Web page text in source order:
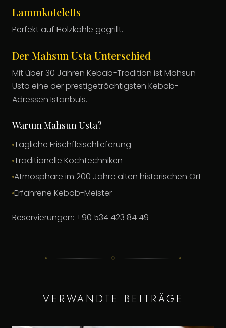
Lammkoteletts
Perfekt auf Holzkohle gegrillt.
Der Mahsun Usta Unterschied
Mit über 30 Jahren Kebab-Tradition ist Mahsun
Usta eine der prestigeträchtigsten Kebab-
Adressen Istanbuls.
Warum Mahsun Usta?
Tägliche Frischfleischlieferung
Traditionelle Kochtechniken
Atmosphäre im 200 Jahre alten historischen Ort
Erfahrene Kebab-Meister
Reservierungen: +90 534 423 84 49
VERWANDTE BEITRÄGE